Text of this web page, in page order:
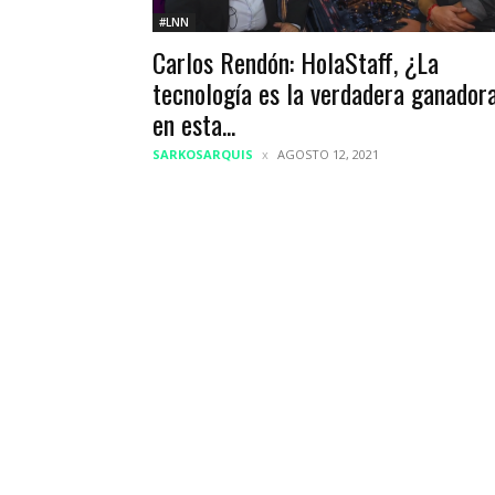
#LNN
Carlos Rendón: HolaStaff, ¿La
tecnología es la verdadera
en esta...
SARKOSARQUIS AGOSTO 12, 2021